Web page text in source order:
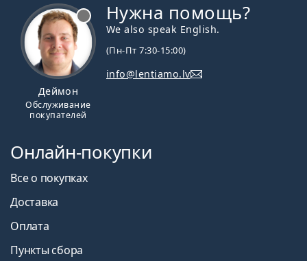
Деймон
Обслуживание
покупателей
Нужна помощь?
We also speak English.
(Пн-Пт 7:30-15:00)
info@lentiamo.lv
Онлайн-покупки
Все о покупках
Доставка
Оплата
Пункты сбора